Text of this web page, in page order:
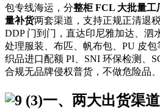
包专线海运，分整柜 FCL 大批量工
量补货两套渠道，支持正规正清退
DDP 门到门，直达印尼雅加达、泗
处理服装、布匹、帆布包、PU 皮
织品进口配额 PI、SNI 环保检测、
合规无品牌侵权普货，不做危险品
一、两大出货渠